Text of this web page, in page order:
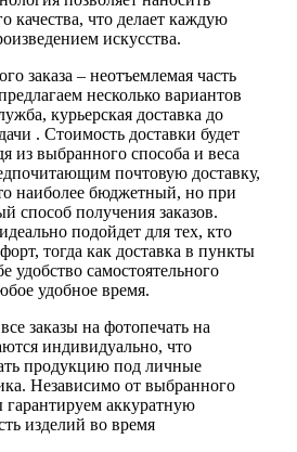
качества, что делает каждую
искусства.
заказа – неотъемлемая часть
несколько вариантов
курьерская доставка до
. Стоимость доставки будет
из выбранного способа и веса
почтовую доставку,
наиболее бюджетный, но при
способ получения заказов.
подойдет для тех, кто
тогда как доставка в пункты
удобство самостоятельного
удобное время.
заказы на фотопечать на
индивидуально, что
продукцию под личные
Независимо от выбранного
гарантируем аккуратную
изделий во время